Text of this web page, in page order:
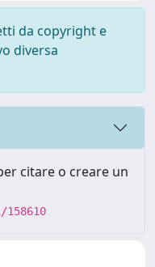
da copyright e
diversa
citare o creare un